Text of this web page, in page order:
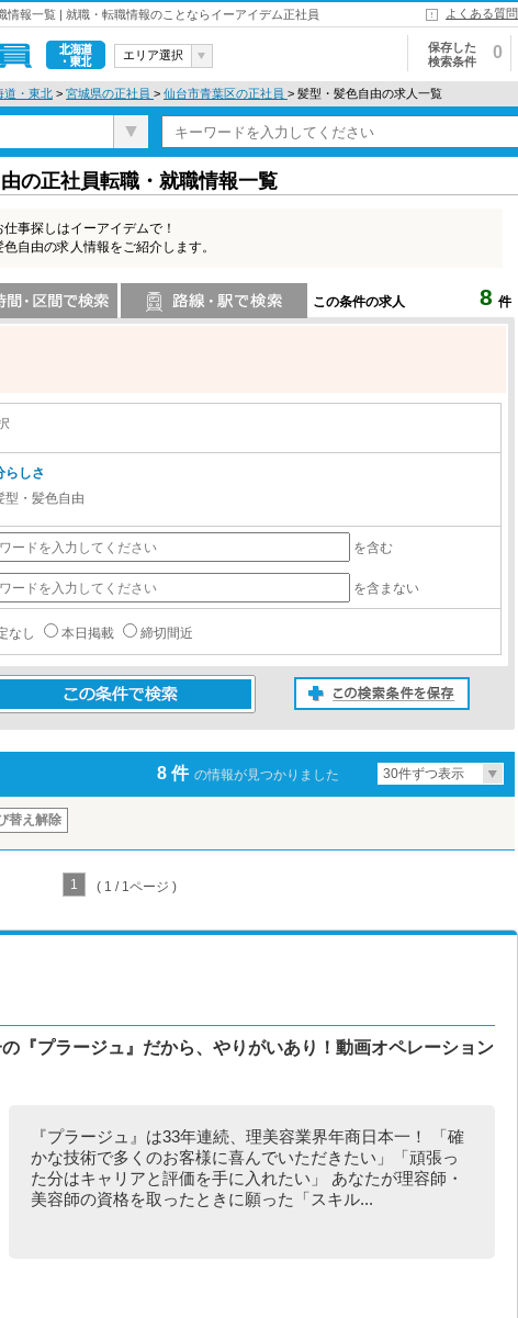
報一覧 | 就職・転職情報のことならイーアイデム正社員 よくある質問
北海道・東
北
エリア選択
保存した
検索条件
0
道・東北 > 宮城県の正社員 > 仙台市青葉区の正社員 > 髪型・髪色自由の求人一覧
の正社員転職・就職情報一覧
事探しはイーアイデムで！
自由の求人情報をご紹介します。
この条件の求人 8 件
らしさ
型・髪色自由
を含む
を含まない
なし 本日掲載 締切間近
8 件 の情報が見つかりました 30件ずつ表示
替え解除
1 ( 1 / 1ページ )
『プラージュ』だから、やりがいあり！動画オペレーション
『プラージュ』は33年連続、理美容業界年商日本一！ 「確
かな技術で多くのお客様に喜んでいただきたい」「頑張っ
た分はキャリアと評価を手に入れたい」 あなたが理容師・
美容師の資格を取ったときに願った「スキル...